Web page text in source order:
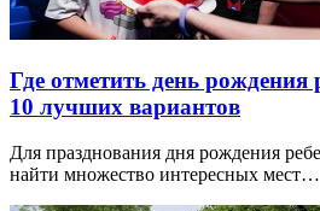
Где отметить день
10 лучших вариантов
Для празднования дня рождения
найти множество интересных мест…